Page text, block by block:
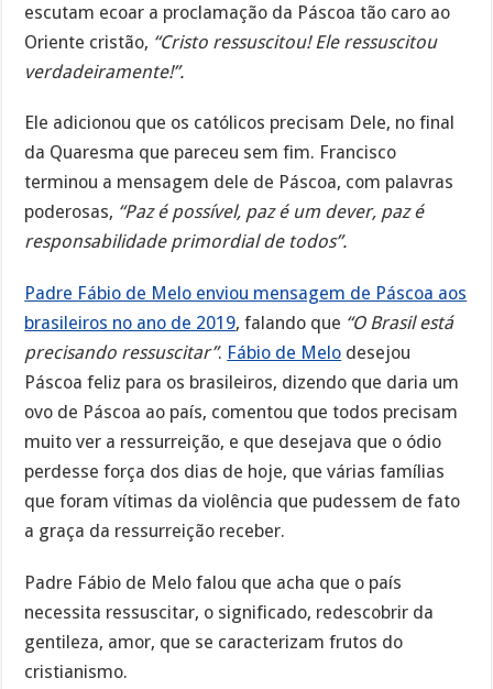
escutam ecoar a proclamação da Páscoa tão caro ao
Oriente cristão, “Cristo ressuscitou! Ele ressuscitou
verdadeiramente!”.
Ele adicionou que os católicos precisam Dele, no final
da Quaresma que pareceu sem fim. Francisco
terminou a mensagem dele de Páscoa, com palavras
poderosas, “Paz é possível, paz é um dever, paz é
responsabilidade primordial de todos”.
Padre Fábio de Melo enviou mensagem de Páscoa aos
brasileiros no ano de 2019, falando que “O Brasil está
precisando ressuscitar”. Fábio de Melo desejou
Páscoa feliz para os brasileiros, dizendo que daria um
ovo de Páscoa ao país, comentou que todos precisam
muito ver a ressurreição, e que desejava que o ódio
perdesse força dos dias de hoje, que várias famílias
que foram vítimas da violência que pudessem de fato
a graça da ressurreição receber.
Padre Fábio de Melo falou que acha que o país
necessita ressuscitar, o significado, redescobrir da
gentileza, amor, que se caracterizam frutos do
cristianismo.